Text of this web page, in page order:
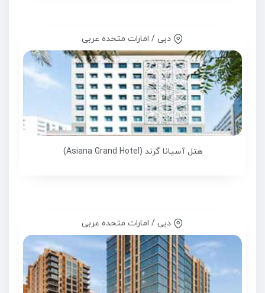
دبی / امارات متحده عربی
هتل آسیانا گرند (Asiana Grand Hotel)
دبی / امارات متحده عربی